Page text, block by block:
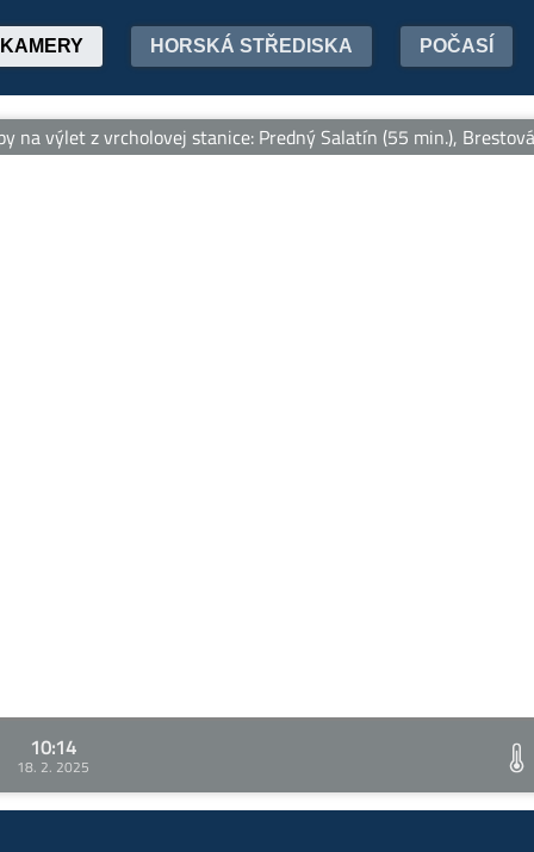
KAMERY HORSKÁ STŘEDISKA POČASÍ
z vrcholovej stanice: Predný Salatín (55 min.), Brestová
10:14
18. 2. 2025